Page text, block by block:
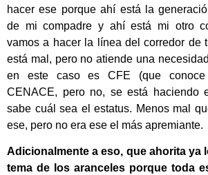
hacer ese porque ahí está la
de mi compadre y ahí está mi otro
vamos a hacer la línea del corredor de
está mal, pero no atiende una
en este caso es CFE (que
CENACE, pero no, se está haciendo
sabe cuál sea el estatus. Menos mal
ese, pero no era ese el más apremiante.
Adicionalmente a eso, que ahorita ya
tema de los aranceles porque toda